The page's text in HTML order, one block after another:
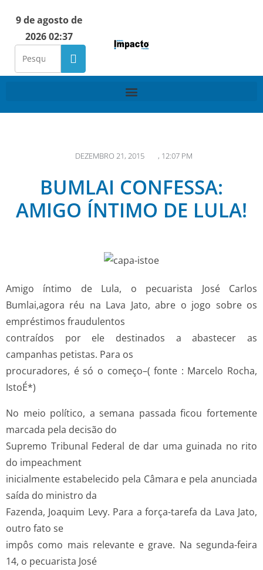
9 de agosto de
2026 02:37
DEZEMBRO 21, 2015 , 12:07 PM
BUMLAI CONFESSA:
AMIGO ÍNTIMO DE LULA!
Amigo íntimo de Lula, o pecuarista José Carlos
Bumlai,agora réu na Lava Jato, abre o jogo sobre os
empréstimos fraudulentos
contraídos por ele destinados a abastecer as
campanhas petistas. Para os
procuradores, é só o começo–( fonte : Marcelo Rocha,
IstoÉ*)
No meio político, a semana passada ficou fortemente
marcada pela decisão do
Supremo Tribunal Federal de dar uma guinada no rito
do impeachment
inicialmente estabelecido pela Câmara e pela anunciada
saída do ministro da
Fazenda, Joaquim Levy. Para a força-tarefa da Lava Jato,
outro fato se
impôs como mais relevante e grave. Na segunda-feira
14, o pecuarista José